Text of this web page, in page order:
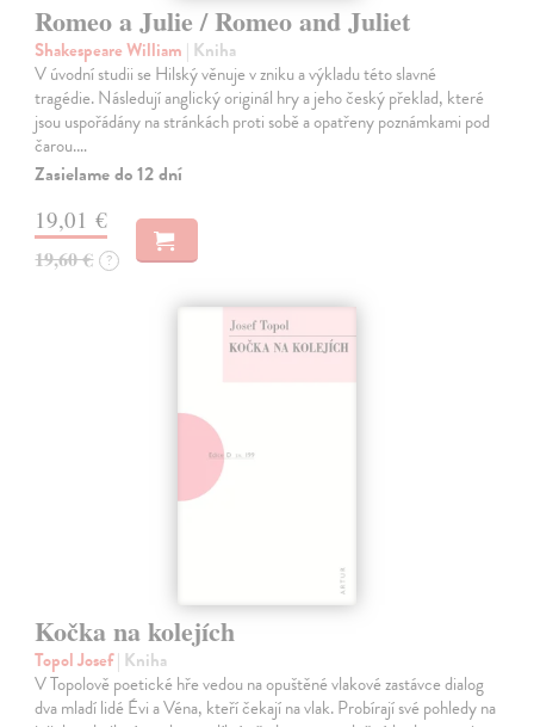
Romeo a Julie / Romeo and Juliet
Shakespeare William | Kniha
V úvodní studii se Hilský věnuje v zniku a výkladu této slavné
tragédie. Následují anglický originál hry a jeho český překlad, které
jsou uspořádány na stránkách proti sobě a opatřeny poznámkami pod
čarou.…
Zasielame do 12 dní
19,01 €
19,60 € ?
Kočka na kolejích
Topol Josef| Kniha
V Topolově poetické hře vedou na opuštěné vlakové zastávce dialog
dva mladí lidé Évi a Véna, kteří čekají na vlak. Probírají své pohledy na